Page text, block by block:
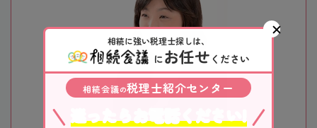
相続に強い税理士探しは、
にお任せ ください
相続会議の税理士紹介センター